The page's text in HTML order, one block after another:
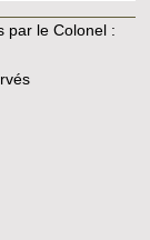
par le Colonel :